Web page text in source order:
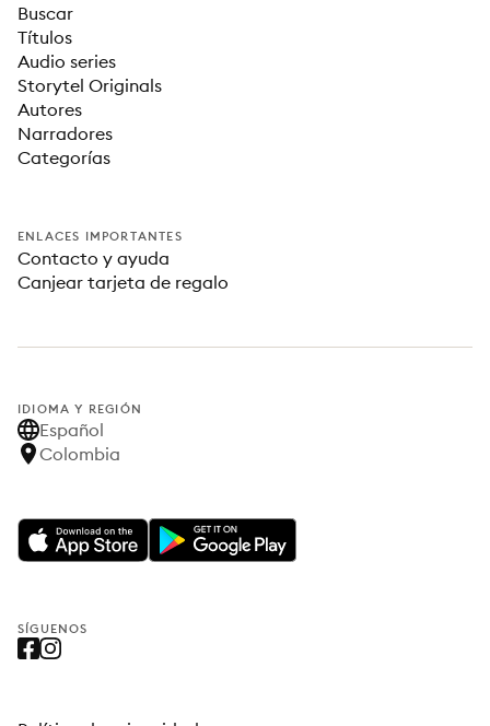
Buscar
Títulos
Audio series
Storytel Originals
Autores
Narradores
Categorías
ENLACES IMPORTANTES
Contacto y ayuda
Canjear tarjeta de regalo
IDIOMA Y REGIÓN
Español
Colombia
SÍGUENOS